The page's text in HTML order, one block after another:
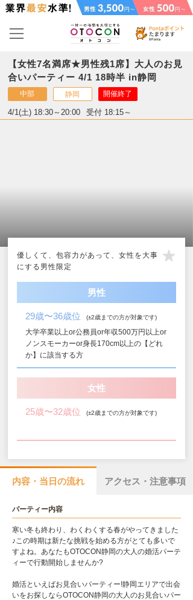
【女性7名満席★男性残1席】大人のお見
合いパーティー 4/1 18時半 in静岡
中部 静岡 開催終了
4/1(土) 18:30～20:00 受付 18:15～
優しくて、包容力があって、女性を大事
にする男性限定
男性
29歳〜36歳位 (±2歳までの方が対象です)
大学卒業以上or公務員or年収500万円以上or
ノンスモーカーor身長170cm以上の【どれ
か】に該当する方
女性
25歳〜32歳位 (±2歳までの方が対象です)
内容・当日の流れ アクセス・注意事項
パーティー内容
寒い冬も終わり、わくわくする春がやってきました
♪この時期は新たな挑戦を始める方がとても多いで
すよね。あなたもOTOCON静岡の大人の婚活パーテ
ィーで行動開始しませんか?
婚活といえばお見合いパーティー!静岡エリアで出会
いをお探しならOTOCON静岡の大人のお見合いパー